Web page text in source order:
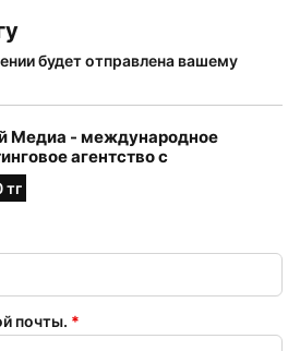
будет отправлена ​​вашему
Медиа - международное
агентство с
идеями.
тг
почты. *